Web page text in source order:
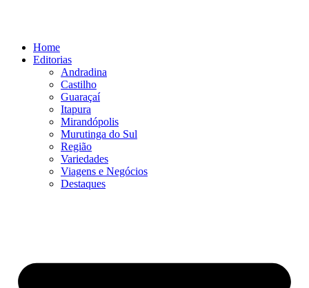
conteúdoHome
Editorias
Andradina
Castilho
Guaraçaí
Itapura
Mirandópolis
Murutinga do Sul
Região
Variedades
Viagens e Negócios
Destaques